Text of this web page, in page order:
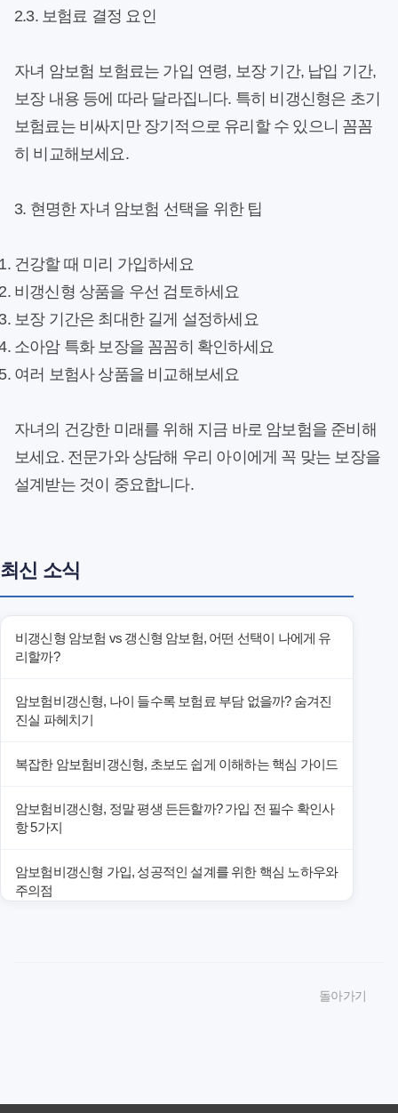
2.3. 보험료 결정 요인
자녀 암보험 보험료는 가입 연령, 보장 기간, 납입 기간,
보장 내용 등에 따라 달라집니다. 특히 비갱신형은 초기
보험료는 비싸지만 장기적으로 유리할 수 있으니 꼼꼼
히 비교해보세요.
3. 현명한 자녀 암보험 선택을 위한 팁
건강할 때 미리 가입하세요
비갱신형 상품을 우선 검토하세요
보장 기간은 최대한 길게 설정하세요
소아암 특화 보장을 꼼꼼히 확인하세요
여러 보험사 상품을 비교해보세요
자녀의 건강한 미래를 위해 지금 바로 암보험을 준비해
보세요. 전문가와 상담해 우리 아이에게 꼭 맞는 보장을
설계받는 것이 중요합니다.
최신 소식
비갱신형 암보험 vs 갱신형 암보험, 어떤 선택이 나에게 유
리할까?
암보험비갱신형, 나이 들수록 보험료 부담 없을까? 숨겨진
진실 파헤치기
복잡한 암보험비갱신형, 초보도 쉽게 이해하는 핵심 가이드
암보험비갱신형, 정말 평생 든든할까? 가입 전 필수 확인사
항 5가지
암보험비갱신형 가입, 성공적인 설계를 위한 핵심 노하우와
주의점
갱신형 암보험과 비갱신형, 어떤 차이가 있을까? 내게 맞는
돌아가기